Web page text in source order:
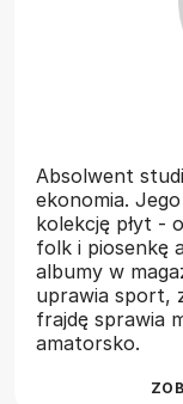
Absolwent
ekonomia.
kolekcję płyt -
folk i piosenkę
albumy w
uprawia sport,
frajdę sprawia
amatorsko.